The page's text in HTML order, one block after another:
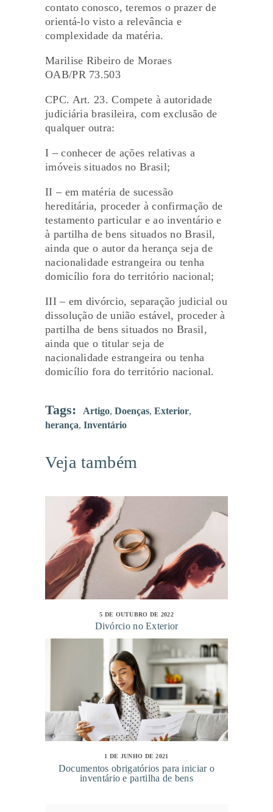
contato conosco, teremos o prazer de
orientá-lo visto a relevância e
complexidade da matéria.
Marilise Ribeiro de Moraes
OAB/PR 73.503
CPC. Art. 23. Compete à autoridade
judiciária brasileira, com exclusão de
qualquer outra:
I – conhecer de ações relativas a
imóveis situados no Brasil;
II – em matéria de sucessão
hereditária, proceder à confirmação de
testamento particular e ao inventário e
à partilha de bens situados no Brasil,
ainda que o autor da herança seja de
nacionalidade estrangeira ou tenha
domicílio fora do território nacional;
III – em divórcio, separação judicial ou
dissolução de união estável, proceder à
partilha de bens situados no Brasil,
ainda que o titular seja de
nacionalidade estrangeira ou tenha
domicílio fora do território nacional.
Tags: Artigo, Doenças, Exterior,
herança, Inventário
Veja também
5 DE OUTUBRO DE 2022
Divórcio no Exterior
1 DE JUNHO DE 2021
Documentos obrigatórios para iniciar o
inventário e partilha de bens